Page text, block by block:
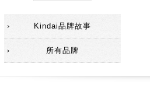
Kindai品牌故事
所有品牌